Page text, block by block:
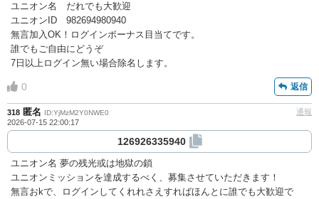
ユニオン名 だれでも大歓迎
ユニオンID 982694980940
無言加入OK！ログインボーナス目当てです。
誰でもご自由にどうぞ
7日以上ログイン無い場合除名します。
0 返信
318 匿名 ID:YjMzM2Y0NWE0
2026-07-15 22:00:17
通報
126926335940
ユニオン名 夢の残光或は地獄の鎖
ユニオンミッションを達成するべく、募集させていただきます！
無言おkで、ログインしてくれれさえすればほんとに誰でも大歓迎で